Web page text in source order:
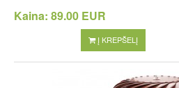
Kaina: 89.00 EUR
Į KREPŠELĮ